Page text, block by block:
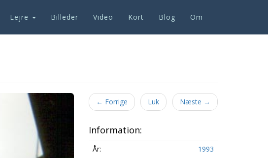
Lejre Billeder Video Kort Blog Om
Next ← Forrige Luk Næste →
Information:
År:
1993